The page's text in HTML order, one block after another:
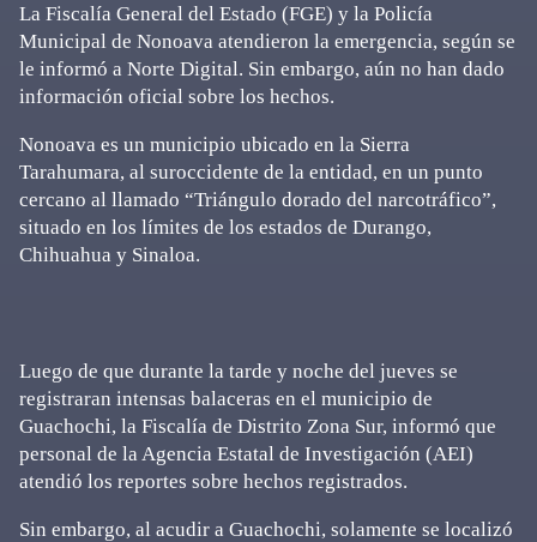
La Fiscalía General del Estado (FGE) y la Policía
Municipal de Nonoava atendieron la emergencia, según se
le informó a Norte Digital. Sin embargo, aún no han dado
información oficial sobre los hechos.
Nonoava es un municipio ubicado en la Sierra
Tarahumara, al suroccidente de la entidad, en un punto
cercano al llamado “Triángulo dorado del narcotráfico”,
situado en los límites de los estados de Durango,
Chihuahua y Sinaloa.
Luego de que durante la tarde y noche del jueves se
registraran intensas balaceras en el municipio de
Guachochi, la Fiscalía de Distrito Zona Sur, informó que
personal de la Agencia Estatal de Investigación (AEI)
atendió los reportes sobre hechos registrados.
Sin embargo, al acudir a Guachochi, solamente se localizó